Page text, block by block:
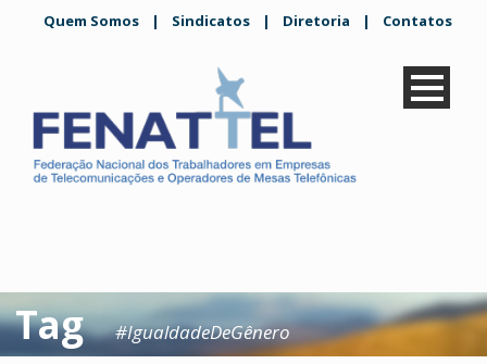
Quem Somos | Sindicatos | Diretoria | Contatos
Tag #IgualdadeDeGênero